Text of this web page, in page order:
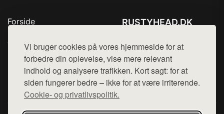
Vi bruger cookies på vores hjemmeside for at
forbedre din oplevelse, vise mere relevant
indhold og analysere trafikken. Kort sagt: for at
siden fungerer bedre – ikke for at være irriterende.
Cookie- og privatlivspolitik.
Forside
Top Rabatter
Kontakt
RUSTYHEAD.DK
Mail: hej@want.dk
Cookie- og privatlivspolitik